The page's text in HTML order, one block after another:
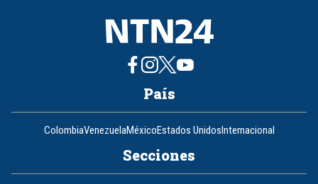
País
ColombiaVenezuelaMéxicoEstados UnidosInternacional
Secciones